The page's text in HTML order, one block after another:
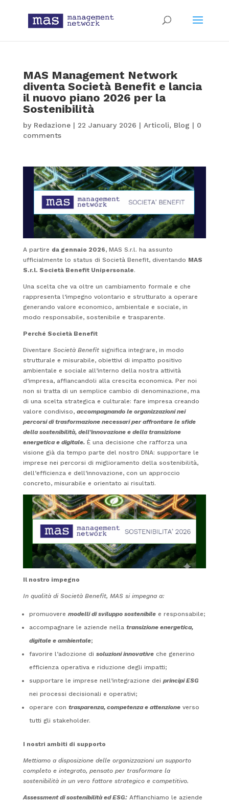
MAS Management Network
diventa Società Benefit e lancia
il nuovo piano 2026 per la
Sostenibilità
by Redazione| 22 January 2026 | Articoli, Blog | 0
comments
A partire da gennaio 2026, MAS S.r.l. ha assunto
ufficialmente lo status di Società Benefit, diventando MAS
S.r.l. Società Benefit Unipersonale.
Una scelta che va oltre un cambiamento formale e che
rappresenta l’impegno volontario e strutturato a operare
generando valore economico, ambientale e sociale, in
modo responsabile, sostenibile e trasparente.
Perché Società Benefit
Diventare Società Benefitsignifica integrare, in modo
strutturale e misurabile, obiettivi di impatto positivo
ambientale e sociale all’interno della nostra attività
d’impresa, affiancandoli alla crescita economica. Per noi
non si tratta di un semplice cambio di denominazione, ma
di una scelta strategica e culturale: fare impresa creando
valore condiviso, accompagnando le organizzazioni nei
percorsi di trasformazione necessari per affrontare le sfide
della sostenibilità, dell’innovazione e della transizione
energetica e digitale.È una decisione che rafforza una
visione già da tempo parte del nostro DNA: supportare le
imprese nei percorsi di miglioramento della sostenibilità,
dell’efficienza e dell’innovazione, con un approccio
concreto, misurabile e orientato ai risultati.
Il nostro impegno
In qualità di Società Benefit, MAS si impegna a:
promuovere modelli di sviluppo sostenibilee responsabile;
accompagnare le aziende nella transizione energetica,
digitale e ambientale;
favorire l’adozione di soluzioni innovativeche generino
efficienza operativa e riduzione degli impatti;
supportare le imprese nell’integrazione dei principi ESG
nei processi decisionali e operativi;
operare con trasparenza, competenza e attenzioneverso
tutti gli stakeholder.
I nostri ambiti di supporto
Mettiamo a disposizione delle organizzazioni un supporto
completo e integrato, pensato per trasformare la
sostenibilità in un vero fattore strategico e competitivo.
Assessment di sostenibilità ed ESG:Affianchiamo le aziende